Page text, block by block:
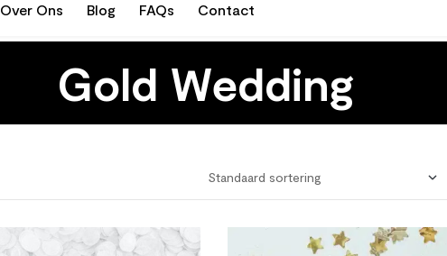
Over Ons Blog FAQs Contact
Gold Wedding